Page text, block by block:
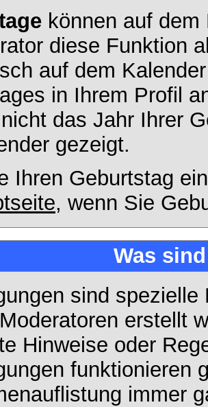
können auf
diese Funktion
auf dem
in Ihrem Profil
das Jahr Ihrer
gezeigt.
Ihren Geburtstag
, wenn Sie
Was
sind
erstellt
Hinweise oder
funktionieren
immer